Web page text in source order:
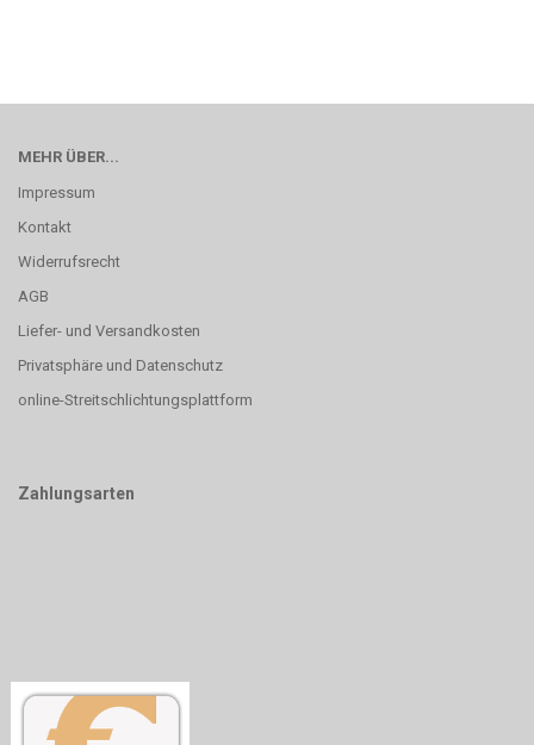
MEHR ÜBER...
Impressum
Kontakt
Widerrufsrecht
AGB
Liefer- und Versandkosten
Privatsphäre und Datenschutz
online-Streitschlichtungsplattform
Zahlungsarten